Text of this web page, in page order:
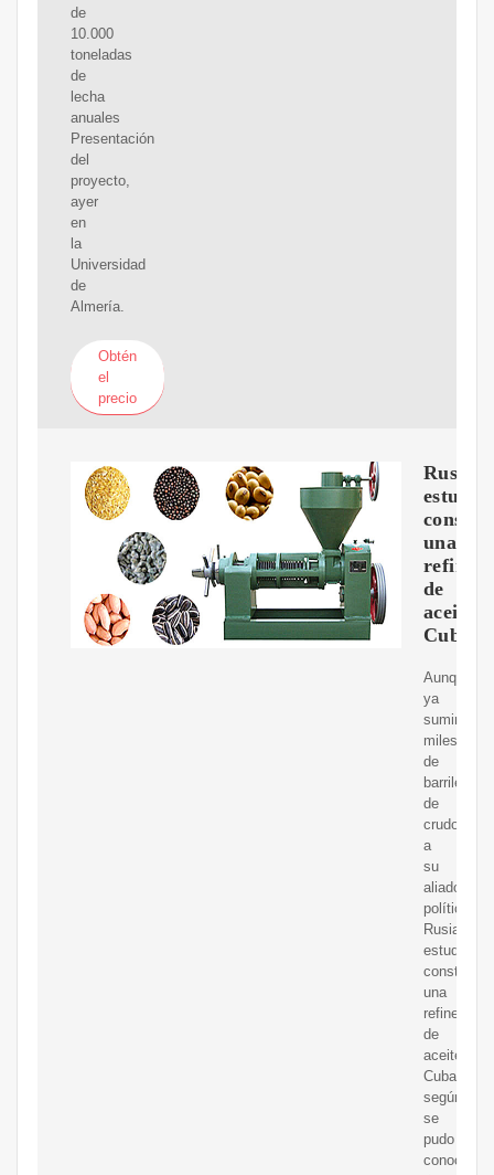
de
10.000
toneladas
de
lecha
anuales
Presentación
del
proyecto,
ayer
en
la
Universidad
de
Almería.
Obtén
el
precio
Rusia
estudia
una
de
Cuba
Aunque
ya
suministra
miles
de
barriles
de
crudo
a
su
aliado
político,
Rusia
estudia
construir
una
refinería
de
aceiteen
Cuba,
según
se
pudo
conocer